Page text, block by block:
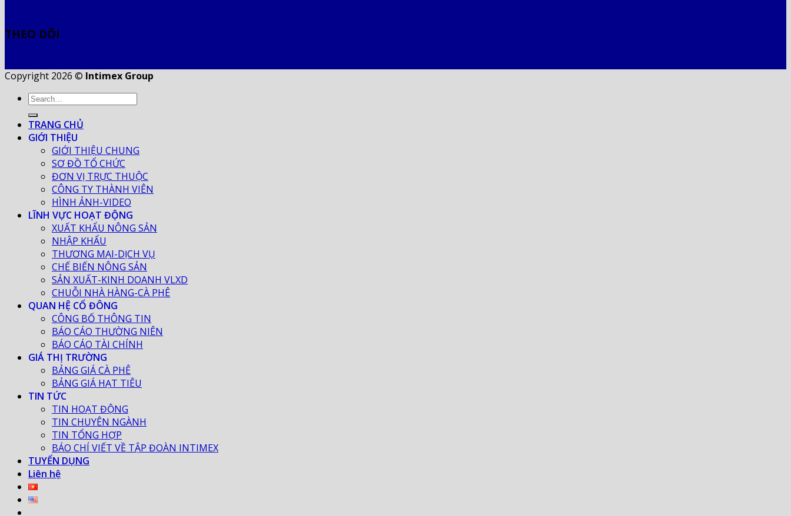
THEO DÕI
Copyright 2026 © Intimex Group
TRANG CHỦ
GIỚI THIỆU
GIỚI THIỆU CHUNG
SƠ ĐỒ TỔ CHỨC
ĐƠN VỊ TRỰC THUỘC
CÔNG TY THÀNH VIÊN
HÌNH ẢNH-VIDEO
LĨNH VỰC HOẠT ĐỘNG
XUẤT KHẨU NÔNG SẢN
NHẬP KHẨU
THƯƠNG MẠI-DỊCH VỤ
CHẾ BIẾN NÔNG SẢN
SẢN XUẤT-KINH DOANH VLXD
CHUỖI NHÀ HÀNG-CÀ PHÊ
QUAN HỆ CỔ ĐÔNG
CÔNG BỐ THÔNG TIN
BÁO CÁO THƯỜNG NIÊN
BÁO CÁO TÀI CHÍNH
GIÁ THỊ TRƯỜNG
BẢNG GIÁ CÀ PHÊ
BẢNG GIÁ HẠT TIÊU
TIN TỨC
TIN HOẠT ĐỘNG
TIN CHUYÊN NGÀNH
TIN TỔNG HỢP
BÁO CHÍ VIẾT VỀ TẬP ĐOÀN INTIMEX
TUYỂN DỤNG
Liên hệ